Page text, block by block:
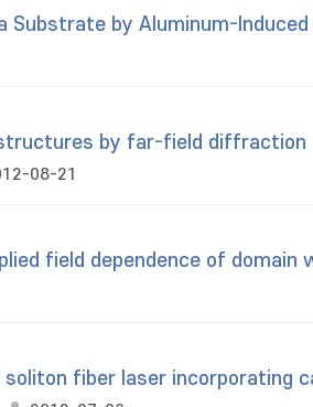
Substrate by Aluminum-
by far-field diffraction
08-21
field dependence of domain
fiber laser incorporating